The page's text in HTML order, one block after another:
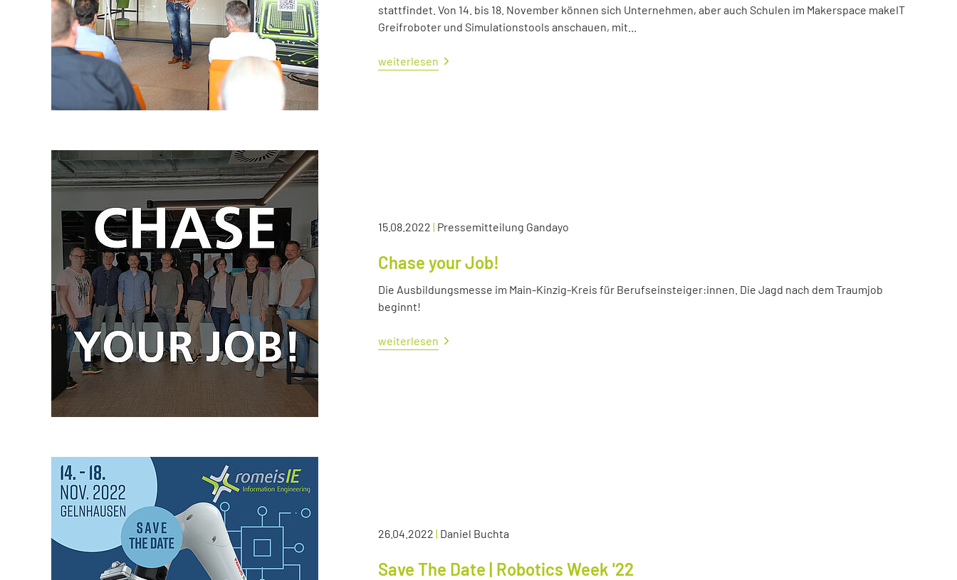
stattfindet. Von 14. bis 18. November können sich Unternehmen, aber auch Schulen im Makerspace makeIT
Greifroboter und Simulationstools anschauen, mit...
weiterlesen
15.08.2022 | Pressemitteilung Gandayo
Chase your Job!
Die Ausbildungsmesse im Main-Kinzig-Kreis für Berufseinsteiger:innen. Die Jagd nach dem Traumjob
beginnt!
weiterlesen
26.04.2022 | Daniel Buchta
Save The Date | Robotics Week '22